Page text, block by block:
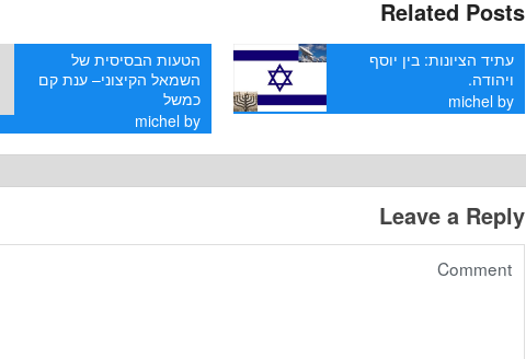
Related Posts
עתיד הציונות: בין יוסף
ויהודה.
by
michel
הטעות הבסיסית של
השמאל הקיצוני– ענת קם
כמשל
by
michel
Leave a Reply